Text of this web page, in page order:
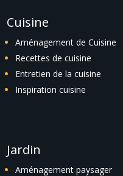
Cuisine
Aménagement de Cuisine
Recettes de cuisine
Entretien de la cuisine
Inspiration cuisine
Jardin
Aménagement paysager